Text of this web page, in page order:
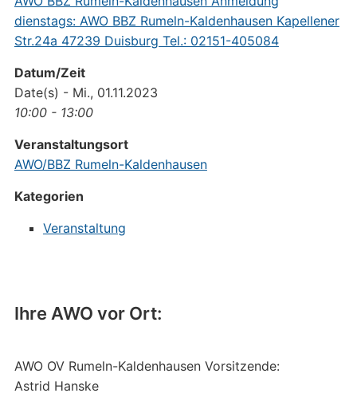
Ihre AWO vor Ort:
AWO OV Rumeln-Kaldenhausen Vorsitzende:
Astrid Hanske
Datum/Zeit
Date(s) - Mi., 01.11.2023
10:00 - 13:00
Veranstaltungsort
AWO/BBZ Rumeln-Kaldenhausen
Kategorien
Veranstaltung